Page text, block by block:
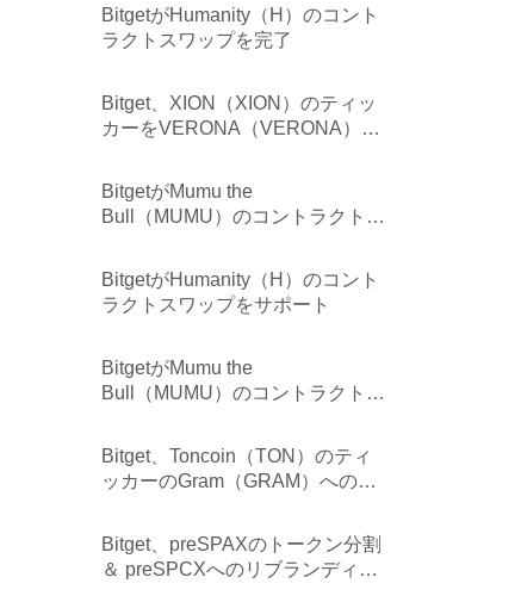
BitgetがHumanity（H）のコント
ラクトスワップを完了
Bitget、XION（XION）のティッ
カーをVERONA（VERONA）へ
BitgetがMumu the
Bull（MUMU）のコントラクトス
BitgetがHumanity（H）のコント
ラクトスワップをサポート
BitgetがMumu the
Bull（MUMU）のコントラクトス
Bitget、Toncoin（TON）のティ
ッカーのGram（GRAM）への変
Bitget、preSPAXのトークン分割
＆ preSPCXへのリブランディン